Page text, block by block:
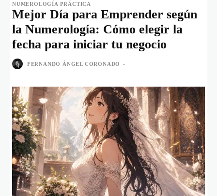
NUMEROLOGÍA PRÁCTICA
Mejor Día para Emprender según
la Numerología: Cómo elegir la
fecha para iniciar tu negocio
FERNANDO ÁNGEL CORONADO -